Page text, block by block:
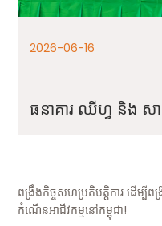
2026-06-16
ធនាគារ ឈីហ្វ និង សា
ពង្រឹងកិច្ចសហប្រតិបត្តិការ ដើម្បី
កំណើនអាជីវកម្មនៅកម្ពុជា!